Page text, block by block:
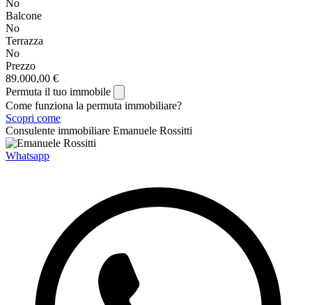
No
Balcone
No
Terrazza
No
Prezzo
89.000,00 €
Permuta il tuo immobile
Come funziona la permuta immobiliare?
Scopri come
Consulente immobiliare Emanuele Rossitti
Whatsapp